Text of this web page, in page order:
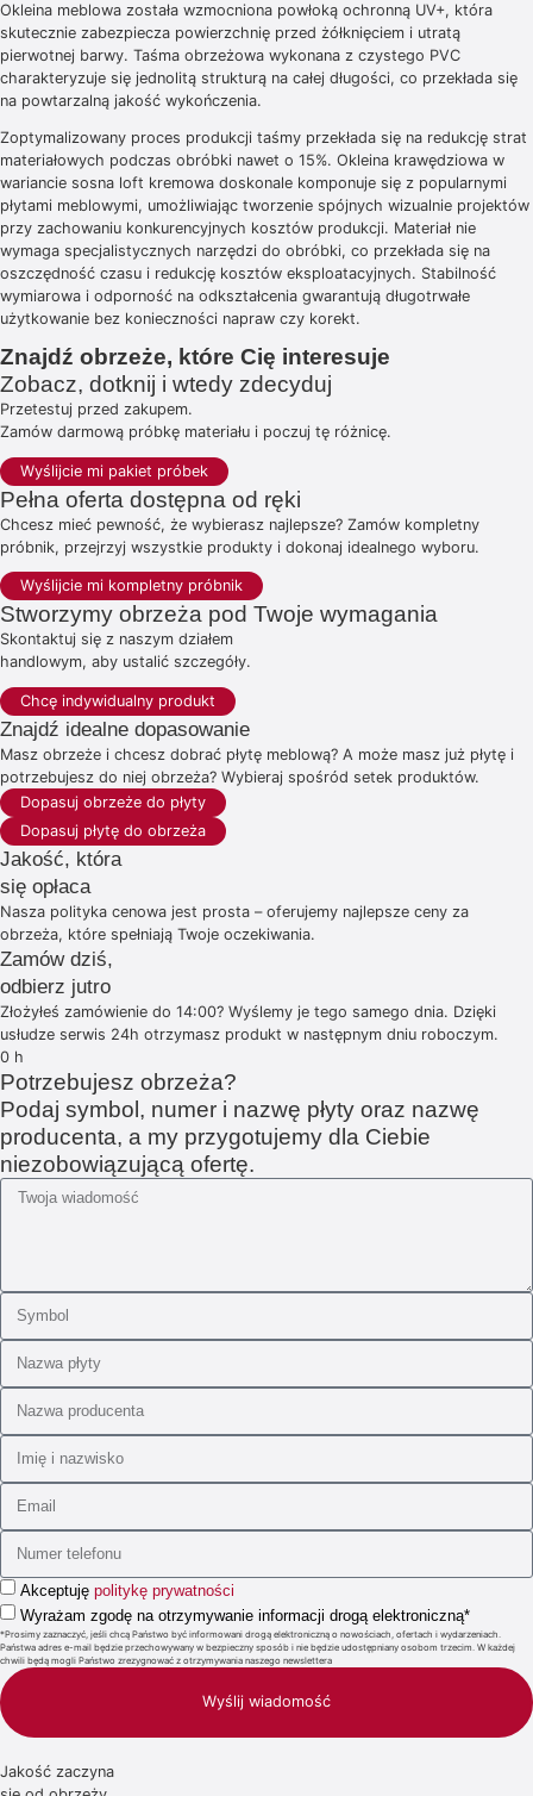
Okleina meblowa została wzmocniona powłoką ochronną UV+, która
skutecznie zabezpiecza powierzchnię przed żółknięciem i utratą
pierwotnej barwy. Taśma obrzeżowa wykonana z czystego PVC
charakteryzuje się jednolitą strukturą na całej długości, co przekłada się
na powtarzalną jakość wykończenia.
Zoptymalizowany proces produkcji taśmy przekłada się na redukcję strat
materiałowych podczas obróbki nawet o 15%. Okleina krawędziowa w
wariancie sosna loft kremowa doskonale komponuje się z popularnymi
płytami meblowymi, umożliwiając tworzenie spójnych wizualnie projektów
przy zachowaniu konkurencyjnych kosztów produkcji. Materiał nie
wymaga specjalistycznych narzędzi do obróbki, co przekłada się na
oszczędność czasu i redukcję kosztów eksploatacyjnych. Stabilność
wymiarowa i odporność na odkształcenia gwarantują długotrwałe
użytkowanie bez konieczności napraw czy korekt.
Znajdź obrzeże, które Cię interesuje
Zobacz, dotknij i wtedy zdecyduj
Przetestuj przed zakupem.
Zamów darmową próbkę materiału i poczuj tę różnicę.
Wyślijcie mi pakiet próbek
Pełna oferta dostępna od ręki
Chcesz mieć pewność, że wybierasz najlepsze? Zamów kompletny
próbnik, przejrzyj wszystkie produkty i dokonaj idealnego wyboru.
Wyślijcie mi kompletny próbnik
Stworzymy obrzeża pod Twoje wymagania
Skontaktuj się z naszym działem
handlowym, aby ustalić szczegóły.
Chcę indywidualny produkt
Znajdź idealne dopasowanie
Masz obrzeże i chcesz dobrać płytę meblową? A może masz już płytę i
potrzebujesz do niej obrzeża? Wybieraj spośród setek produktów.
Dopasuj obrzeże do płyty
Dopasuj płytę do obrzeża
Jakość, która
się opłaca
Nasza polityka cenowa jest prosta – oferujemy najlepsze ceny za
obrzeża, które spełniają Twoje oczekiwania.
Zamów dziś,
odbierz jutro
Złożyłeś zamówienie do 14:00? Wyślemy je tego samego dnia. Dzięki
usłudze serwis 24h otrzymasz produkt w następnym dniu roboczym.
0 h
Potrzebujesz obrzeża?
Podaj symbol, numer i nazwę płyty oraz nazwę
producenta, a my przygotujemy dla Ciebie
niezobowiązującą ofertę.
Akceptuję politykę prywatności
Wyrażam zgodę na otrzymywanie informacji drogą elektroniczną*
*Prosimy zaznaczyć, jeśli chcą Państwo być informowani drogą elektroniczną o nowościach, ofertach i wydarzeniach.
Państwa adres e-mail będzie przechowywany w bezpieczny sposób i nie będzie udostępniany osobom trzecim. W każdej
chwili będą mogli Państwo zrezygnować z otrzymywania naszego newslettera
Wyślij wiadomość
Jakość zaczyna